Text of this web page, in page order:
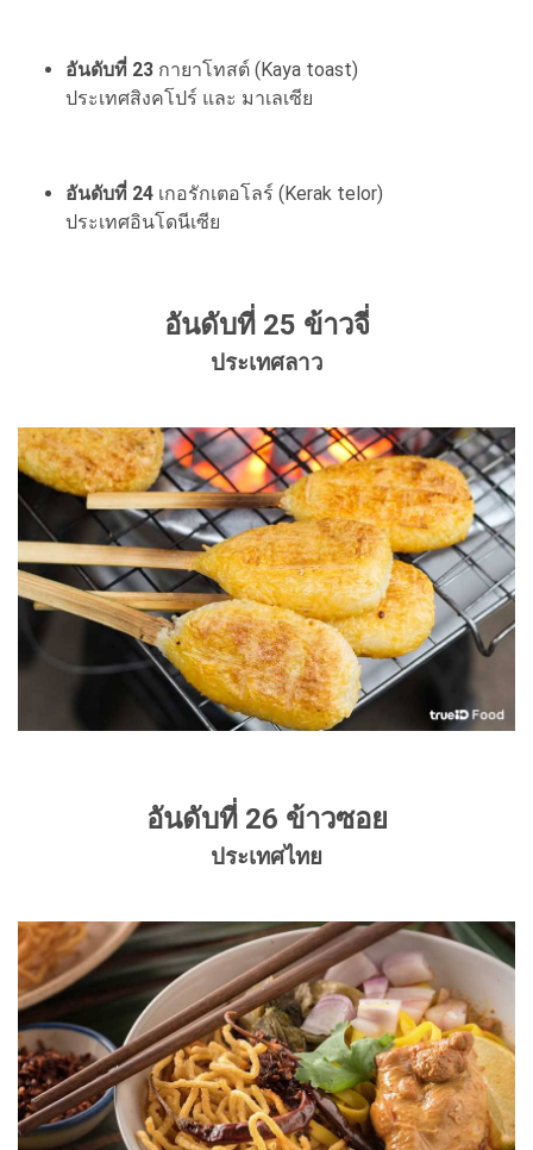
อันดับที่ 23 กายาโทสต์ (Kaya toast)
ประเทศสิงคโปร์ และ มาเลเซีย
อันดับที่ 24 เกอรักเตอโลร์ (Kerak telor)
ประเทศอินโดนีเซีย
อันดับที่ 25 ข้าวจี่
ประเทศลาว
อันดับที่ 26 ข้าวซอย
ประเทศไทย